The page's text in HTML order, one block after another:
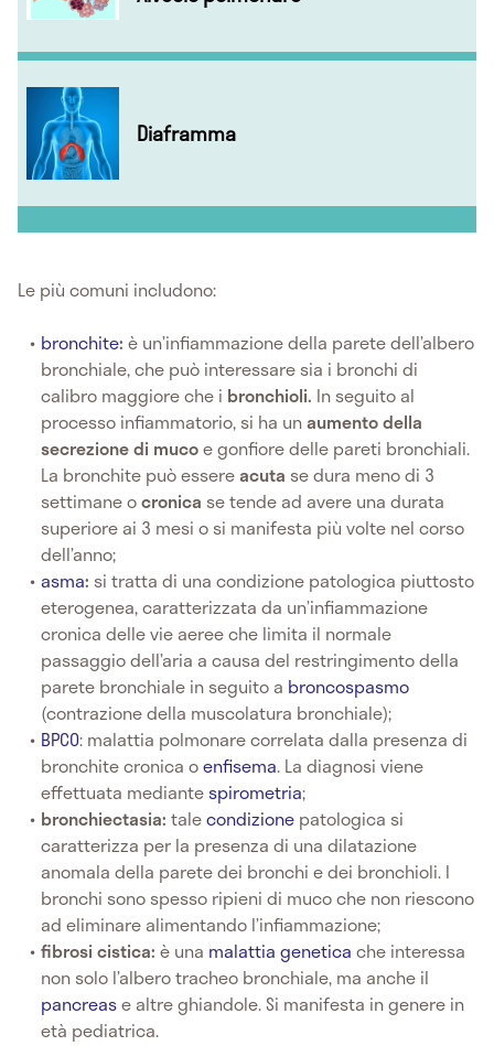
Diaframma
Le più comuni includono:
bronchite:è un’infiammazione della parete dell’albero
bronchiale, che può interessare sia i bronchi di
calibro maggiore che i bronchioli. In seguito al
processo infiammatorio, si ha unaumento della
secrezione di mucoe gonfiore delle pareti bronchiali.
La bronchite può essereacuta se dura meno di 3
settimane ocronica se tende ad avere una durata
superiore ai 3 mesi o si manifesta più volte nel corso
dell’anno;
asma: si tratta di una condizione patologica piuttosto
eterogenea, caratterizzata da un’infiammazione
cronica delle vie aeree che limita il normale
passaggio dell’aria a causa del restringimento della
parete bronchiale in seguito a broncospasmo
(contrazione della muscolatura bronchiale);
BPCO: malattia polmonare correlata dalla presenza di
bronchite cronica oenfisema. La diagnosi viene
effettuata mediantespirometria;
bronchiectasia:talecondizione patologica si
caratterizza per la presenza di una dilatazione
anomala della parete dei bronchi e dei bronchioli. I
bronchi sono spesso ripieni di muco che non riescono
ad eliminare alimentando l’infiammazione;
fibrosi cistica:è una malattia genetica che interessa
non solo l’albero tracheo bronchiale, ma anche il
pancrease altre ghiandole. Si manifesta in genere in
età pediatrica.